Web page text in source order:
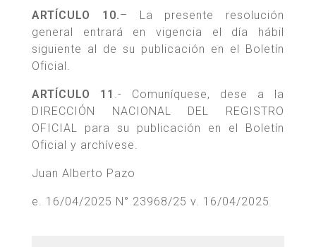
ARTÍCULO 10.– La presente resolución
general entrará en vigencia el día hábil
siguiente al de su publicación en el Boletín
Oficial.
ARTÍCULO 11 .- Comuníquese, dese a la
DIRECCIÓN NACIONAL DEL REGISTRO
OFICIAL para su publicación en el Boletín
Oficial y archívese.
Juan Alberto Pazo
e. 16/04/2025 N° 23968/25 v. 16/04/2025